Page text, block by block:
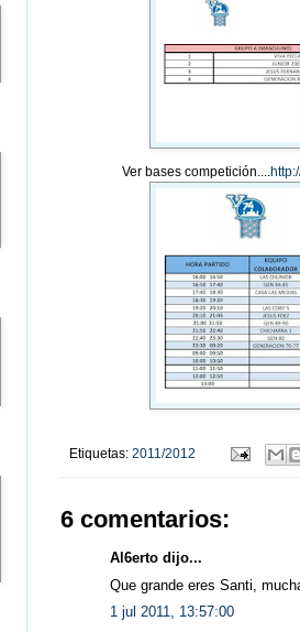
Ver bases competición....
Etiquetas: 2011/2012
6 comentarios:
Al6erto dijo...
Que grande eres Santi,
1 jul 2011, 13:57:00